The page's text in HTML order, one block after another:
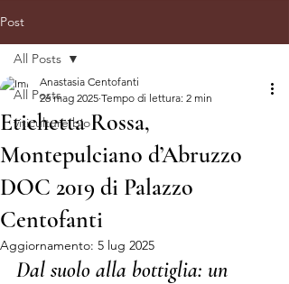
Post
All Posts
viticulture bio
All Posts
Etichetta Rossa,
Montepulciano d’Abruzzo
DOC 2019 di Palazzo
Centofanti
Anastasia Centofanti
26 mag 2025 Tempo di lettura: 2 min
Aggiornamento: 5 lug 2025
Dal suolo alla bottiglia: un